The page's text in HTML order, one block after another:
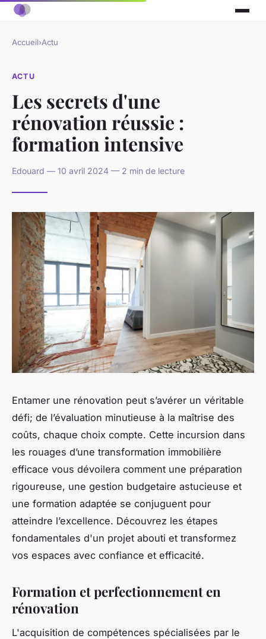
Accueil›Actu
ACTU
Les secrets d'une
rénovation réussie :
formation intensive
Edouard — 10 avril 2024 — 2 min de lecture
Entamer une rénovation peut s’avérer un véritable
défi; de l’évaluation minutieuse à la maîtrise des
coûts, chaque choix compte. Cette incursion dans
les rouages d’une transformation immobilière
efficace vous dévoilera comment une préparation
rigoureuse, une gestion budgetaire astucieuse et
une formation adaptée se conjuguent pour
atteindre l’excellence. Découvrez les étapes
fondamentales d'un projet abouti et transformez
vos espaces avec confiance et efficacité.
Formation et perfectionnement en
rénovation
L'acquisition de compétences spécialisées par le